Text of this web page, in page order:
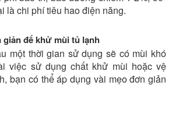
là chi phí tiêu hao điện năng.
giản để khử mùi tủ lạnh
một thời gian sử dụng sẽ có mùi khó
việc sử dụng chất khử mùi hoặc vệ
bạn có thể áp dụng vài mẹo đơn giản